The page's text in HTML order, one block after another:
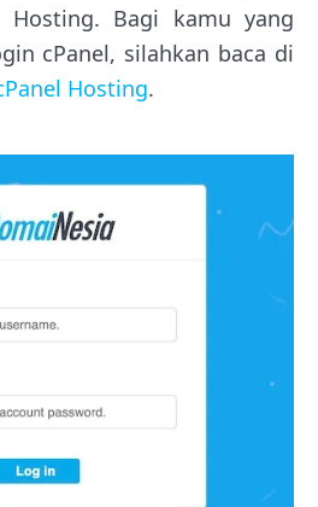
Hosting. Bagi kamu yang
cPanel, silahkan baca di
Hosting.